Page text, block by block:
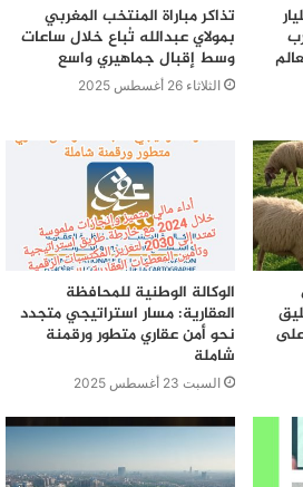
تذاكر مباراة المنتخب المغربي
بمولاي عبدالله تُباع خلال ساعات
وسط إقبال جماهيري واسع
الثلاثاء 26 أغسطس 2025
الوكالة الوطنية للمحافظة
العقارية: مسار استراتيجي متجدد
نحو أمن عقاري متطور ورقمنة
شاملة
السبت 23 أغسطس 2025